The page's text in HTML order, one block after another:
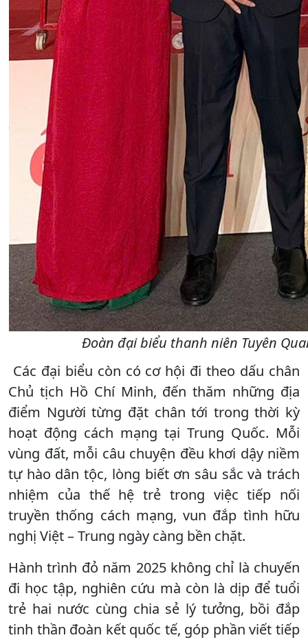
Đoàn đại biểu thanh niên Tuyên
Các đại biểu còn có cơ hội đi theo dấu chân
Chủ tịch Hồ Chí Minh, đến thăm những địa
điểm Người từng đặt chân tới trong thời kỳ
hoạt động cách mạng tại Trung Quốc. Mỗi
vùng đất, mỗi câu chuyện đều khơi dậy niềm
tự hào dân tộc, lòng biết ơn sâu sắc và trách
nhiệm của thế hệ trẻ trong việc tiếp nối
truyền thống cách mạng, vun đắp tình hữu
nghị Việt – Trung ngày càng bền chặt.
Hành trình đỏ năm 2025 không chỉ là chuyến
đi học tập, nghiên cứu mà còn là dịp để tuổi
trẻ hai nước cùng chia sẻ lý tưởng, bồi đắp
tinh thần đoàn kết quốc tế, góp phần viết tiếp